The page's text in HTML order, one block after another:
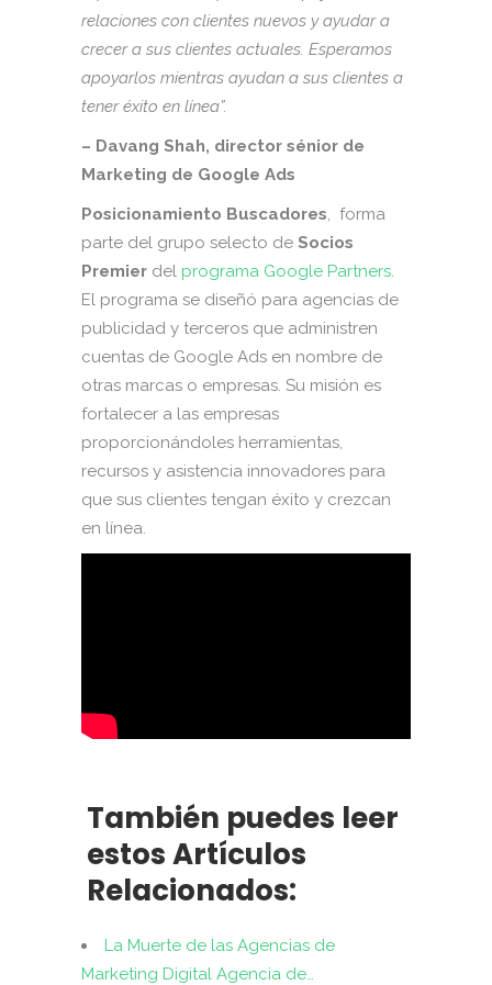
relaciones con clientes nuevos y ayudar a
crecer a sus clientes actuales. Esperamos
apoyarlos mientras ayudan a sus clientes a
tener éxito en línea”.
– Davang Shah, director sénior de
Marketing de Google Ads
Posicionamiento Buscadores, forma
parte del grupo selecto de Socios
Premier del programa Google Partners.
El programa se diseñó para agencias de
publicidad y terceros que administren
cuentas de Google Ads en nombre de
otras marcas o empresas. Su misión es
fortalecer a las empresas
proporcionándoles herramientas,
recursos y asistencia innovadores para
que sus clientes tengan éxito y crezcan
en línea.
También puedes leer
estos Artículos
Relacionados:
La Muerte de las Agencias de
Marketing Digital Agencia de…